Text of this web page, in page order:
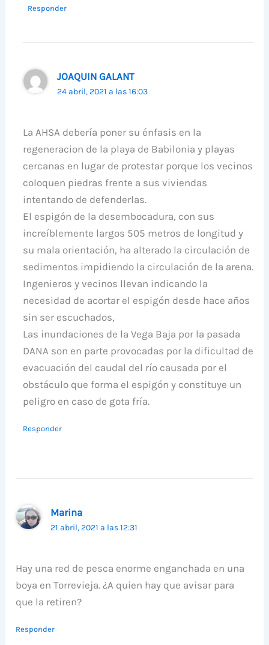
Responder
JOAQUIN GALANT
24 abril, 2021 a las 16:03
La AHSA debería poner su énfasis en la
regeneracion de la playa de Babilonia y playas
cercanas en lugar de protestar porque los vecinos
coloquen piedras frente a sus viviendas
intentando de defenderlas.
El espigón de la desembocadura, con sus
increíblemente largos 505 metros de longitud y
su mala orientación, ha alterado la circulación de
sedimentos impidiendo la circulación de la arena.
Ingenieros y vecinos llevan indicando la
necesidad de acortar el espigón desde hace años
sin ser escuchados,
Las inundaciones de la Vega Baja por la pasada
DANA son en parte provocadas por la dificultad de
evacuación del caudal del río causada por el
obstáculo que forma el espigón y constituye un
peligro en caso de gota fría.
Responder
Marina
21 abril, 2021 a las 12:31
Hay una red de pesca enorme enganchada en una
boya en Torrevieja. ¿A quien hay que avisar para
que la retiren?
Responder